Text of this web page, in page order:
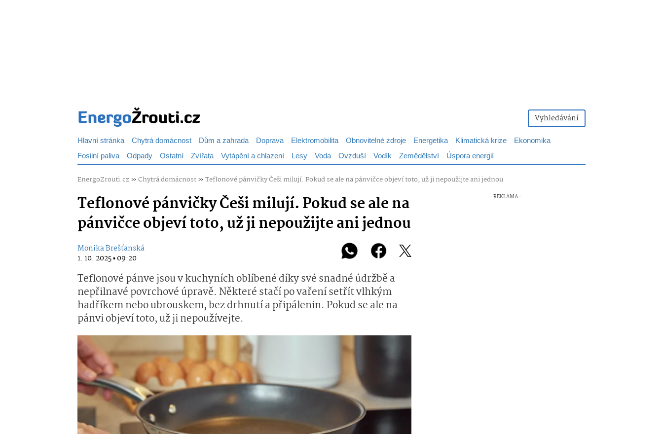
Vyhledávání
Hlavní stránka Chytrá domácnost Dům a zahrada Doprava Elektromobilita Obnovitelné zdroje Energetika Klimatická krize
Ekonomika
Fosilní paliva Odpady Ostatní Zvířata Vytápění a chlazení Lesy Voda Ovzduší Vodík Zemědělství Úspora energií
EnergoZrouti.cz»Chytrá domácnost»Teflonové pánvičky Češi milují. Pokud se ale na pánvičce objeví toto, už ji nepoužijte ani jednou
Teflonové pánvičky Češi milují. Pokud se ale na
pánvičce objeví toto, už ji nepoužijte ani jednou
Monika Brešťanská
1. 10. 2025 ▪ 09:20
Teflonové pánve jsou v kuchyních oblíbené díky své snadné údržbě a
nepřilnavé povrchové úpravě. Některé stačí po vaření setřít vlhkým
hadříkem nebo ubrouskem, bez drhnutí a připálenin. Pokud se ale na
pánvi objeví toto, už ji nepoužívejte.